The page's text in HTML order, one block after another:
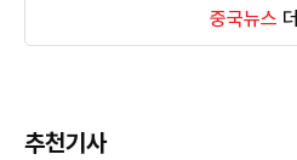
중국뉴스
추천기사